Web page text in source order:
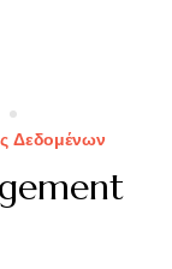
Δεδομένων